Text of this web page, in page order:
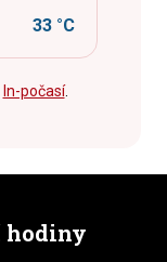
33 °C
In-počasí.
hodiny